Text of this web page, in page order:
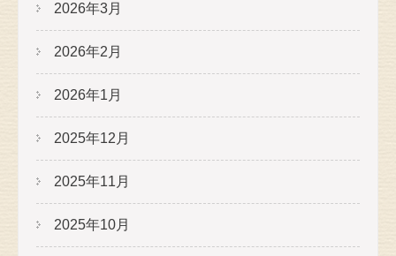
2026年3月
2026年2月
2026年1月
2025年12月
2025年11月
2025年10月